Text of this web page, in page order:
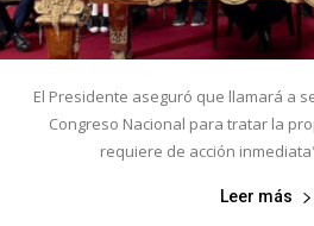
El Presidente aseguró que llamará a
Congreso Nacional para tratar la
requiere de acción
Leer más